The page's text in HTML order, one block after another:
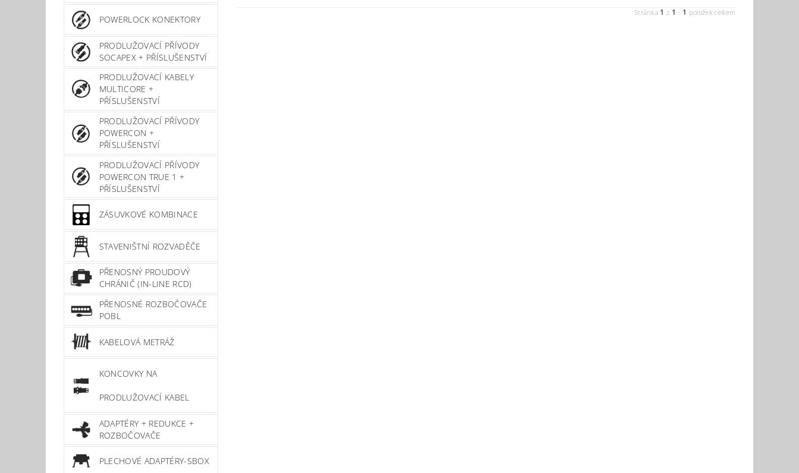
POWERLOCK KONEKTORY
PRODLUŽOVACÍ PŘÍVODY
SOCAPEX + PŘÍSLUŠENSTVÍ
PRODLUŽOVACÍ KABELY
MULTICORE +
PŘÍSLUŠENSTVÍ
PRODLUŽOVACÍ PŘÍVODY
POWERCON +
PŘÍSLUŠENSTVÍ
PRODLUŽOVACÍ PŘÍVODY
POWERCON TRUE 1 +
PŘÍSLUŠENSTVÍ
ZÁSUVKOVÉ KOMBINACE
STAVENIŠTNÍ ROZVADĚČE
PŘENOSNÝ PROUDOVÝ
CHRÁNIČ (IN-LINE RCD)
PŘENOSNÉ ROZBOČOVAČE
POBL
KABELOVÁ METRÁŽ
KONCOVKY NA
PRODLUŽOVACÍ KABEL
ADAPTÉRY + REDUKCE +
ROZBOČOVAČE
PLECHOVÉ ADAPTÉRY-SBOX
Stránka 1 z 1 - 1 položek celkem